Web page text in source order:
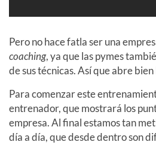
Pero no hace fatla ser una
coaching, ya que las pymes
de sus técnicas. Así que abre
Para comenzar este
entrenador, que mostrará los
empresa. Al final estamos tan
día a día, que desde dentro son